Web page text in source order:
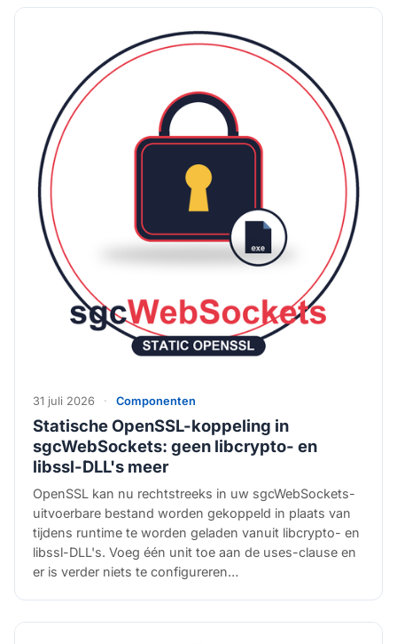
31 juli 2026 · Componenten
Statische OpenSSL-koppeling in
sgcWebSockets: geen libcrypto- en
libssl-DLL's meer
OpenSSL kan nu rechtstreeks in uw sgcWebSockets-
uitvoerbare bestand worden gekoppeld in plaats van
tijdens runtime te worden geladen vanuit libcrypto- en
libssl-DLL's. Voeg één unit toe aan de uses-clause en
er is verder niets te configureren…